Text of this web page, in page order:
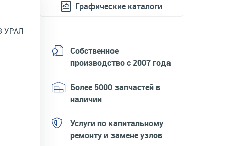
УРАЛ
Графические каталоги
Собственное
производство с 2007 года
Более 5000 запчастей в
наличии
Услуги по капитальному
ремонту и замене узлов